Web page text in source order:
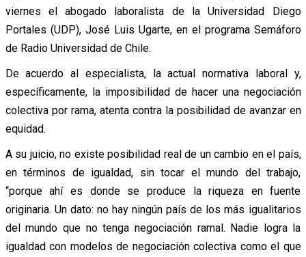
viernes el abogado laboralista de la Universidad Diego
Portales (UDP), José Luis Ugarte, en el programa Semáforo
de Radio Universidad de Chile.
De acuerdo al especialista, la actual normativa laboral y,
específicamente, la imposibilidad de hacer una negociación
colectiva por rama, atenta contra la posibilidad de avanzar en
equidad.
A su juicio, no existe posibilidad real de un cambio en el país,
en términos de igualdad, sin tocar el mundo del trabajo,
“porque ahí es donde se produce la riqueza en fuente
originaria. Un dato: no hay ningún país de los más igualitarios
del mundo que no tenga negociación ramal. Nadie logra la
igualdad con modelos de negociación colectiva como el que